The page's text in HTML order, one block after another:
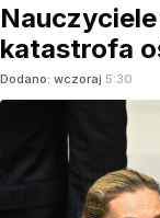
katastrofa
Dodano: wczoraj 5:30